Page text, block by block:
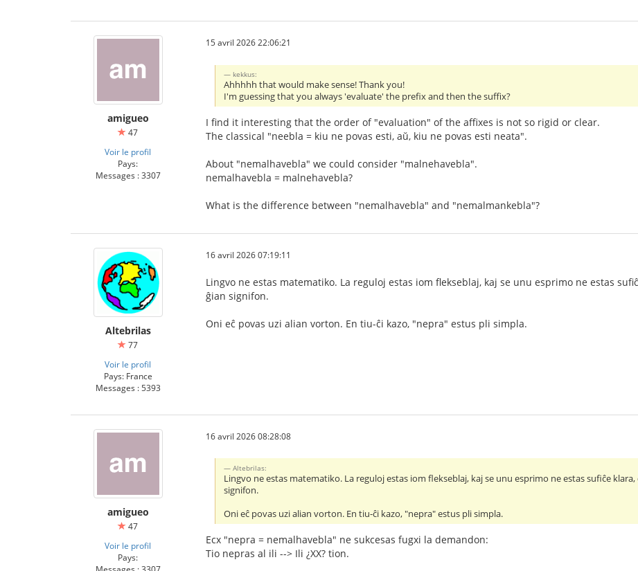
amigueo
47
Voir le profil
Pays:
Messages : 3307
15 avril 2026 22:06:21
kekkus:
Ahhhhh that would make sense! Thank you!
I'm guessing that you always 'evaluate' the prefix and then the suffix?
I find it interesting that the order of "evaluation" of the affixes is not so rigid or clear.
The classical "neebla = kiu ne povas esti, aŭ, kiu ne povas esti neata".
About "nemalhavebla" we could consider "malnehavebla".
nemalhavebla = malnehavebla?
What is the difference between "nemalhavebla" and "nemalmankebla"?
Altebrilas
77
Voir le profil
Pays: France
Messages : 5393
16 avril 2026 07:19:11
Lingvo ne estas matematiko. La reguloj estas iom flekseblaj, kaj se unu esprimo ne estas
ĝian signifon.
Oni eĉ povas uzi alian vorton. En tiu-ĉi kazo, "nepra" estus pli simpla.
amigueo
47
Voir le profil
Pays:
Messages : 3307
16 avril 2026 08:28:08
Altebrilas:
Lingvo ne estas matematiko. La reguloj estas iom flekseblaj, kaj se unu esprimo ne estas sufiĉe
signifon.
Oni eĉ povas uzi alian vorton. En tiu-ĉi kazo, "nepra" estus pli simpla.
Ecx "nepra = nemalhavebla" ne sukcesas fugxi la demandon:
Tio nepras al ili --> Ili ¿XX? tion.